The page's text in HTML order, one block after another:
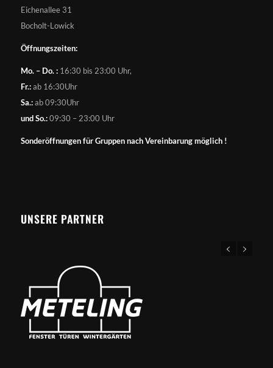
Eichenallee 31
Bocholt-Lowick
Öffnungszeiten:
Mo. – Do. :16:30 bis 23:00 Uhr,
Fr.:ab 16:30Uhr
Sa.:ab 09:30Uhr
und So.:09:30 – 23:00 Uhr
Sonderöffnungen für Gruppen nach Vereinbarung möglich !
UNSERE PARTNER